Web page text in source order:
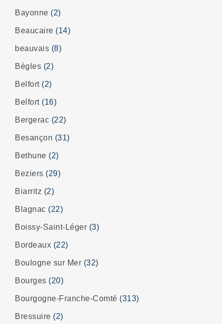
Bayonne (2)
Beaucaire (14)
beauvais (8)
Bègles (2)
Belfort (2)
Belfort (16)
Bergerac (22)
Besançon (31)
Bethune (2)
Beziers (29)
Biarritz (2)
Blagnac (22)
Boissy-Saint-Léger (3)
Bordeaux (22)
Boulogne sur Mer (32)
Bourges (20)
Bourgogne-Franche-Comté (313)
Bressuire (2)